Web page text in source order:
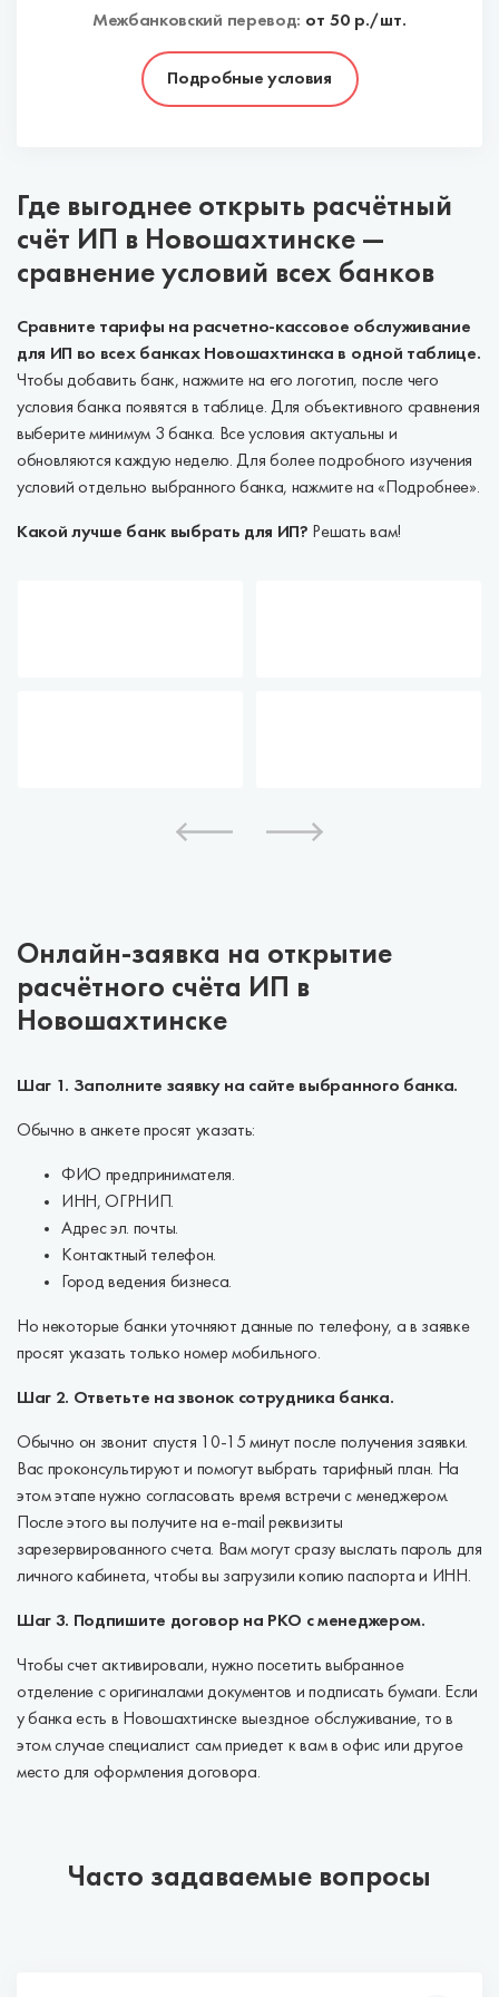
Подробные условия
Межбанковский перевод: от 50 р./шт.
Где выгоднее открыть расчётный
счёт ИП в Новошахтинске —
сравнение условий всех банков
Сравните тарифы на расчетно-кассовое обслуживание
для ИП во всех банках Новошахтинска в одной таблице.
Чтобы добавить банк, нажмите на его логотип, после чего
условия банка появятся в таблице. Для объективного сравнения
выберите минимум 3 банка. Все условия актуальны и
обновляются каждую неделю. Для более подробного изучения
условий отдельно выбранного банка, нажмите на «Подробнее».
Какой лучше банк выбрать для ИП? Решать вам!
Онлайн-заявка на открытие
расчётного счёта ИП в
Новошахтинске
Шаг 1. Заполните заявку на сайте выбранного банка.
Обычно в анкете просят указать:
ФИО предпринимателя.
ИНН, ОГРНИП.
Адрес эл. почты.
Контактный телефон.
Город ведения бизнеса.
Но некоторые банки уточняют данные по телефону, а в заявке
просят указать только номер мобильного.
Шаг 2. Ответьте на звонок сотрудника банка.
Обычно он звонит спустя 10-15 минут после получения заявки.
Вас проконсультируют и помогут выбрать тарифный план. На
этом этапе нужно согласовать время встречи с менеджером.
После этого вы получите на e-mail реквизиты
зарезервированного счета. Вам могут сразу выслать пароль для
личного кабинета, чтобы вы загрузили копию паспорта и ИНН.
Шаг 3. Подпишите договор на РКО с менеджером.
Чтобы счет активировали, нужно посетить выбранное
отделение с оригиналами документов и подписать бумаги. Если
у банка есть в Новошахтинске выездное обслуживание, то в
этом случае специалист сам приедет к вам в офис или другое
место для оформления договора.
Часто задаваемые вопросы